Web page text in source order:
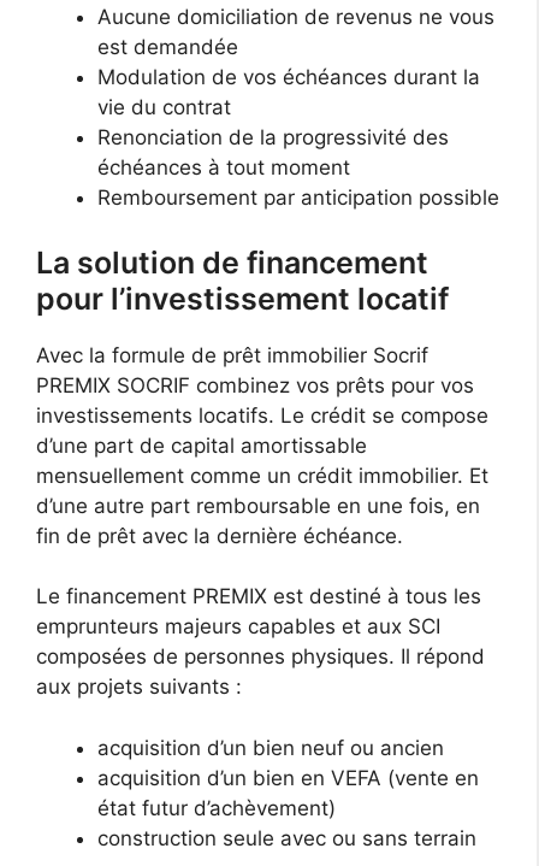
Aucune domiciliation de revenus ne vous
est demandée
Modulation de vos échéances durant la
vie du contrat
Renonciation de la progressivité des
échéances à tout moment
Remboursement par anticipation possible
La solution de financement
pour l’investissement locatif
Avec la formule de prêt immobilier Socrif
PREMIX SOCRIF combinez vos prêts pour vos
investissements locatifs. Le crédit se compose
d’une part de capital amortissable
mensuellement comme un crédit immobilier. Et
d’une autre part remboursable en une fois, en
fin de prêt avec la dernière échéance.
Le financement PREMIX est destiné à tous les
emprunteurs majeurs capables et aux SCI
composées de personnes physiques. Il répond
aux projets suivants :
acquisition d’un bien neuf ou ancien
acquisition d’un bien en VEFA (vente en
état futur d’achèvement)
construction seule avec ou sans terrain